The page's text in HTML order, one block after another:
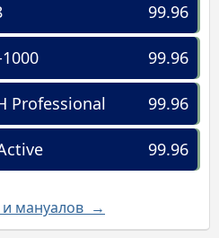
99.96
99.96
1000
99.96
Professional
99.96
и мануалов →